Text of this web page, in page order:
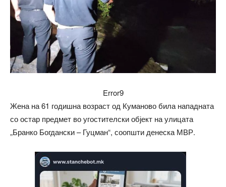
Error9
Жена на 61 годишна возраст од Куманово била нападната
со остар предмет во угостителски објект на улицата
„Бранко Богдански – Гуцман“, соопшти денеска МВР.